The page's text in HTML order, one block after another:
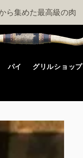
ら集めた最高級の肉
パイ グリルショップ